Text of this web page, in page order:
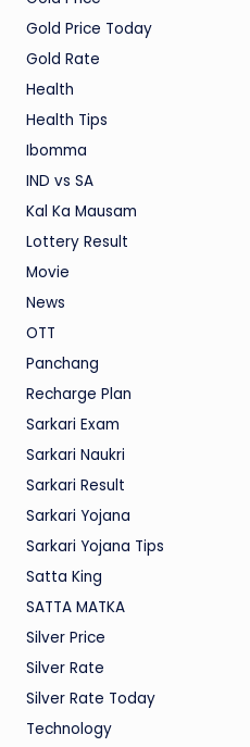
Gold Price Today
Gold Rate
Health
Health Tips
Ibomma
IND vs SA
Kal Ka Mausam
Lottery Result
Movie
News
OTT
Panchang
Recharge Plan
Sarkari Exam
Sarkari Naukri
Sarkari Result
Sarkari Yojana
Sarkari Yojana Tips
Satta King
SATTA MATKA
Silver Price
Silver Rate
Silver Rate Today
Technology